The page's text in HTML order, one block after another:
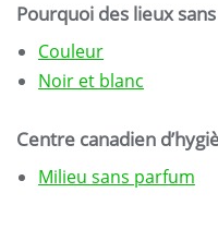
Pourquoi des lieux
Couleur
Noir et blanc
Centre canadien
Milieu sans parfum